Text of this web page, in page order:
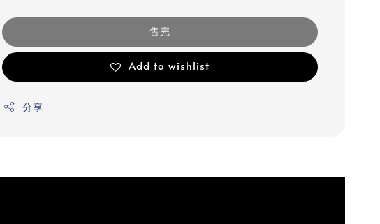
售完
Add to wishlist
分享